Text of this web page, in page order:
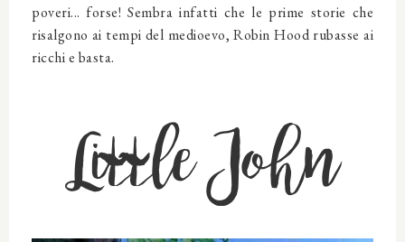
poveri... forse! Sembra infatti che le prime storie che
risalgono ai tempi del medioevo, Robin Hood rubasse ai
ricchi e basta.
Little John